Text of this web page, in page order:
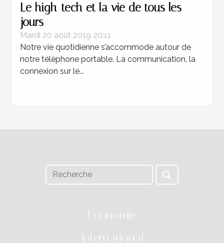
Le high-tech et la vie de tous les
jours
Mardi 20 août 2019 20:11
Notre vie quotidienne s’accommode autour de
notre téléphone portable. La communication, la
connexion sur le...
Economie
International